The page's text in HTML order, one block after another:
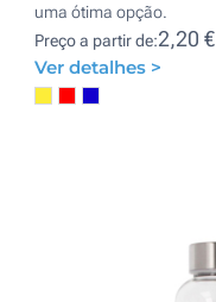
uma ótima opção.
Preço a partir de:2,20 €
Ver detalhes >